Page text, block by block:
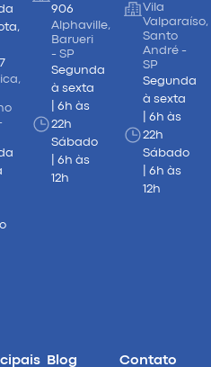
906
Alphaville,
Barueri
- SP
Segunda
à sexta
| 6h às
22h
Sábado
| 6h às
12h
Vila
Valparaíso,
Santo
André -
SP
Segunda
à sexta
| 6h às
22h
Sábado
| 6h às
12h
Blog Contato